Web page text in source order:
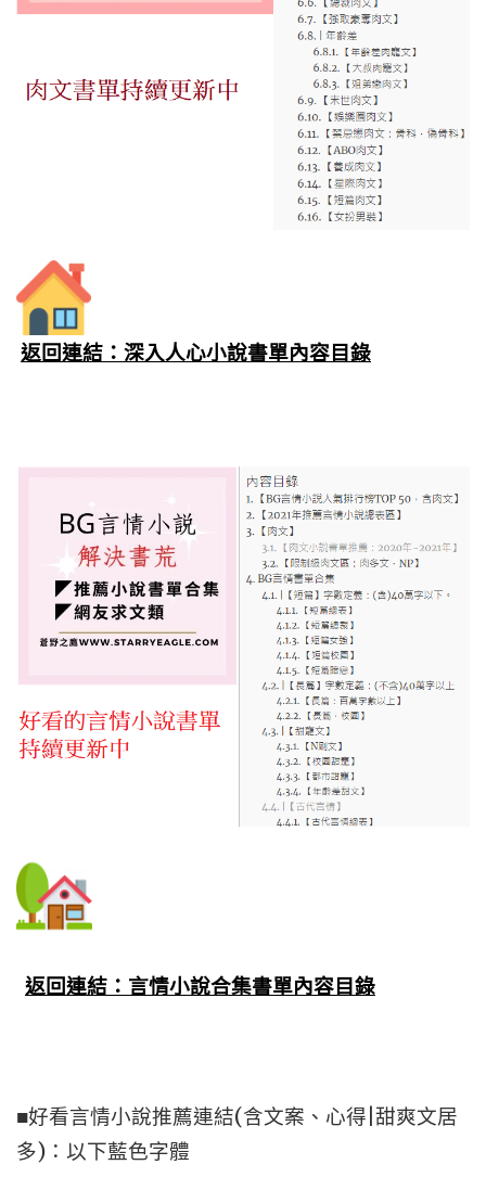
返回連結：深入人心小說書單內容目錄
返回連結：言情小說合集書單內容目錄
■好看言情小說推薦連結(含文案、心得|甜爽文居
多)：以下藍色字體